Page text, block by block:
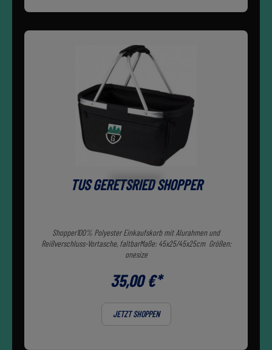
TUS GERETSRIED SHOPPER
Shopper100% Polyester Einkaufskorb mit Alurahmen und
Reißverschluss-Vortasche, faltbarMaße: 45x25/45x25cm Größen:
onesize
35,00 €*
JETZT SHOPPEN